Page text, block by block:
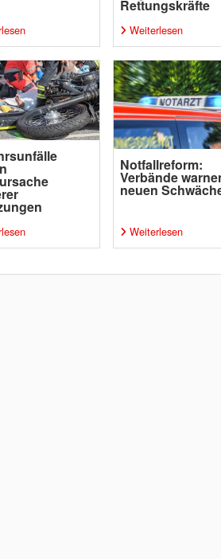
Rettungskräfte
Weiterlesen
Notfallreform:
Verbände
neuen
Weiterlesen